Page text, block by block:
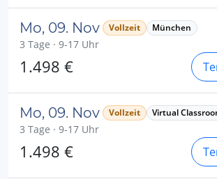
Mo, 09. Nov Vollzeit München
3 Tage · 9-17 Uhr
1.498 €
Mo, 09. Nov Vollzeit Virtual
3 Tage · 9-17 Uhr
1.498 €